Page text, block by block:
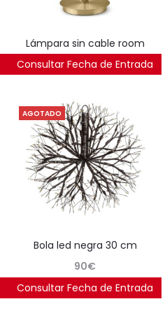
lámpara sin cable room
175€
Consultar Fecha de Entrada
AGOTADO
bola led negra 30 cm
90€
Consultar Fecha de Entrada